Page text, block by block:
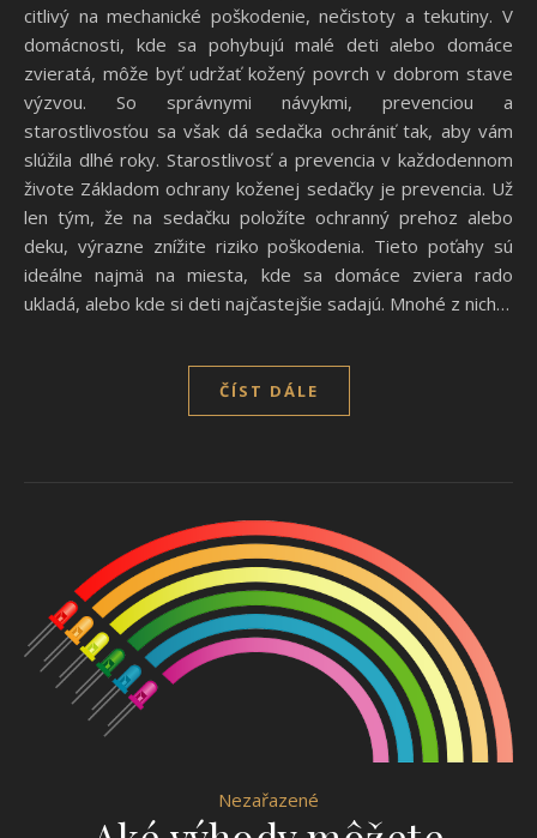
citlivý na mechanické poškodenie, nečistoty a tekutiny. V
domácnosti, kde sa pohybujú malé deti alebo domáce
zvieratá, môže byť udržať kožený povrch v dobrom stave
výzvou. So správnymi návykmi, prevenciou a
starostlivosťou sa však dá sedačka ochrániť tak, aby vám
slúžila dlhé roky. Starostlivosť a prevencia v každodennom
živote Základom ochrany koženej sedačky je prevencia. Už
len tým, že na sedačku položíte ochranný prehoz alebo
deku, výrazne znížite riziko poškodenia. Tieto poťahy sú
ideálne najmä na miesta, kde sa domáce zviera rado
ukladá, alebo kde si deti najčastejšie sadajú. Mnohé z nich…
ČÍST DÁLE
Nezařazené